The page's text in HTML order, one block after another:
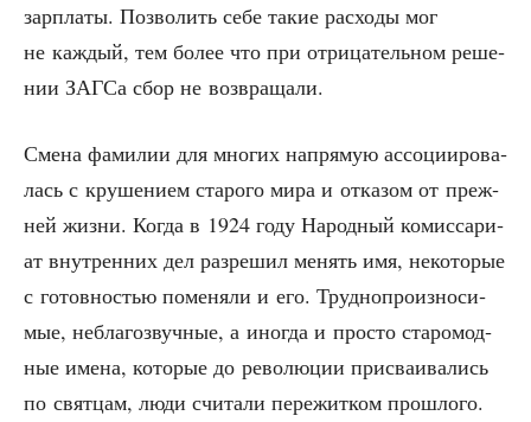
зар­пла­ты. Поз­во­лить себе такие рас­хо­ды мог
не каж­дый, тем более что при отри­ца­тель­ном реше­
нии ЗАГСа сбор не возвращали.
Сме­на фами­лии для мно­гих напря­мую ассо­ци­и­ро­ва­
лась с кру­ше­ни­ем ста­ро­го мира и отка­зом от преж­
ней жиз­ни. Когда в 1924 году Народ­ный комис­са­ри­
ат внут­рен­них дел раз­ре­шил менять имя, неко­то­рые
с готов­но­стью поме­ня­ли и его. Труд­но­про­из­но­си­
мые, небла­го­звуч­ные, а ино­гда и про­сто ста­ро­мод­
ные име­на, кото­рые до рево­лю­ции при­сва­и­ва­лись
по свят­цам, люди счи­та­ли пере­жит­ком про­шло­го.